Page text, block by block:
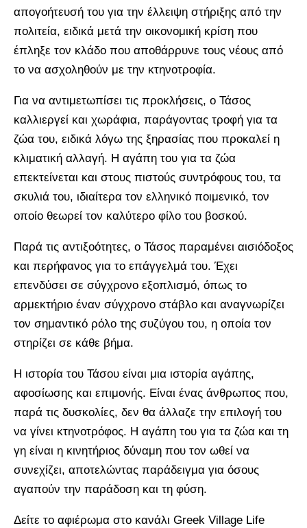
απογοήτευσή του για την έλλειψη στήριξης από την
πολιτεία, ειδικά μετά την οικονομική κρίση που
έπληξε τον κλάδο που αποθάρρυνε τους νέους από
το να ασχοληθούν με την κτηνοτροφία.
Για να αντιμετωπίσει τις προκλήσεις, ο Τάσος
καλλιεργεί και χωράφια, παράγοντας τροφή για τα
ζώα του, ειδικά λόγω της ξηρασίας που προκαλεί η
κλιματική αλλαγή. Η αγάπη του για τα ζώα
επεκτείνεται και στους πιστούς συντρόφους του, τα
σκυλιά του, ιδιαίτερα τον ελληνικό ποιμενικό, τον
οποίο θεωρεί τον καλύτερο φίλο του βοσκού.
Παρά τις αντιξοότητες, ο Τάσος παραμένει αισιόδοξος
και περήφανος για το επάγγελμά του. Έχει
επενδύσει σε σύγχρονο εξοπλισμό, όπως το
αρμεκτήριο έναν σύγχρονο στάβλο και αναγνωρίζει
τον σημαντικό ρόλο της συζύγου του, η οποία τον
στηρίζει σε κάθε βήμα.
Η ιστορία του Τάσου είναι μια ιστορία αγάπης,
αφοσίωσης και επιμονής. Είναι ένας άνθρωπος που,
παρά τις δυσκολίες, δεν θα άλλαζε την επιλογή του
να γίνει κτηνοτρόφος. Η αγάπη του για τα ζώα και τη
γη είναι η κινητήριος δύναμη που τον ωθεί να
συνεχίζει, αποτελώντας παράδειγμα για όσους
αγαπούν την παράδοση και τη φύση.
Δείτε το αφιέρωμα στο κανάλι Greek Village Life